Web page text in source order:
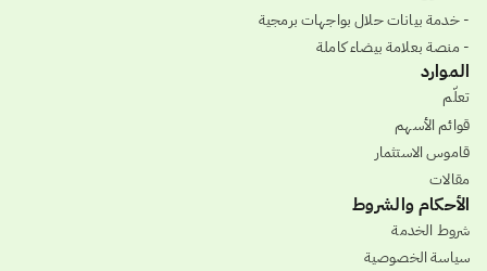
- خدمة بيانات حلال بواجهات برمجية
- منصة بعلامة بيضاء كاملة
الموارد
تعلّم
قوائم الأسهم
قاموس الاستثمار
مقالات
الأحكام والشروط
شروط الخدمة
سياسة الخصوصية